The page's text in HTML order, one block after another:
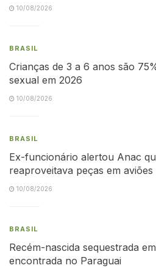
10/08/2026
BRASIL
Crianças de 3 a 6 anos são
sexual em 2026
10/08/2026
BRASIL
Ex-funcionário alertou Anac
reaproveitava peças em aviões
10/08/2026
BRASIL
Recém-nascida sequestrada
encontrada no Paraguai